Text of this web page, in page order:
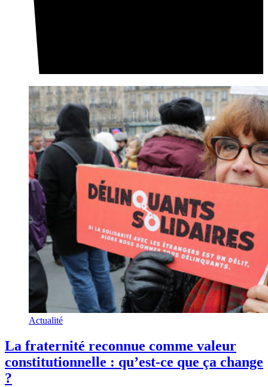
Actualité
La fraternité reconnue comme valeur
constitutionnelle : qu’est-ce que ça change
?